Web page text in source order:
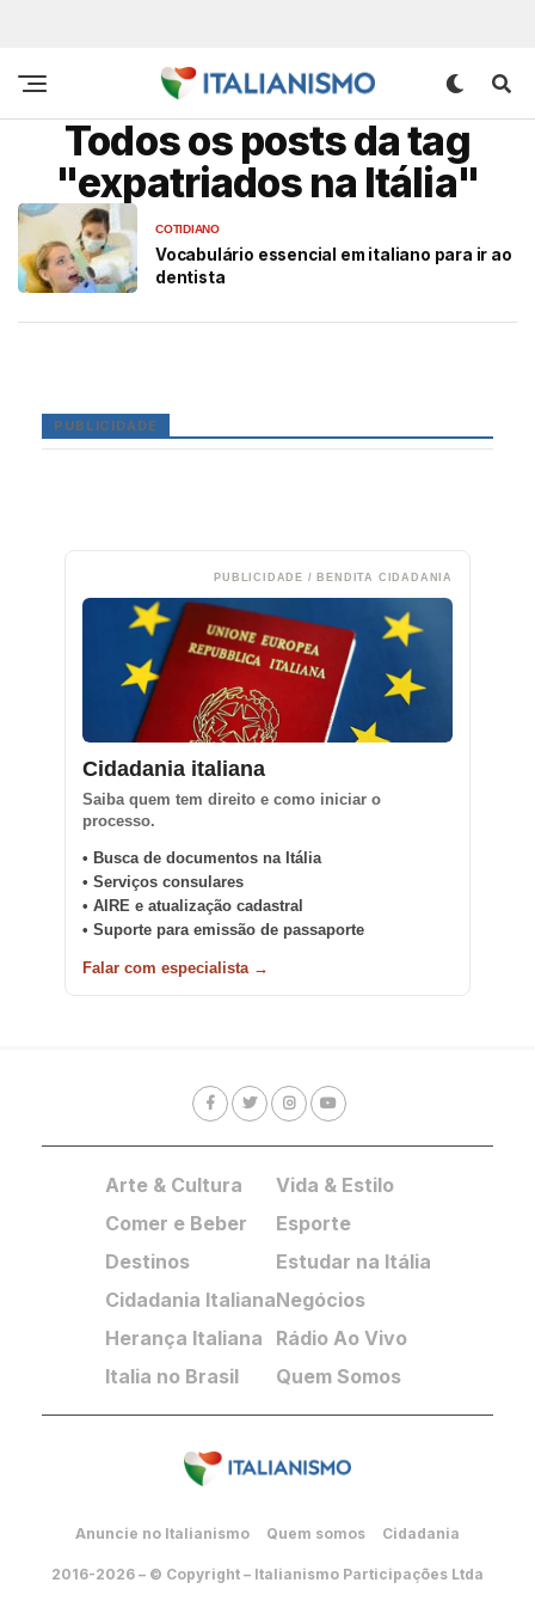
Todos os posts da tag
"expatriados na Itália"
COTIDIANO
Vocabulário essencial em italiano para ir ao
dentista
PUBLICIDADE
PUBLICIDADE / BENDITA CIDADANIA
Cidadania italiana
Saiba quem tem direito e como iniciar o
processo.
• Busca de documentos na Itália
• Serviços consulares
• AIRE e atualização cadastral
• Suporte para emissão de passaporte
Falar com especialista →
Arte & Cultura
Comer e Beber
Destinos
Cidadania Italiana
Herança Italiana
Italia no Brasil
Vida & Estilo
Esporte
Estudar na Itália
Negócios
Rádio Ao Vivo
Quem Somos
Anuncie no Italianismo Quem somos Cidadania
2016-2026 – © Copyright – Italianismo Participações Ltda